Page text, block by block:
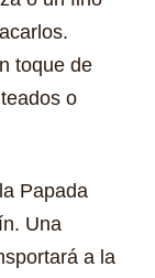
toque de
o
Papada
Una
a la